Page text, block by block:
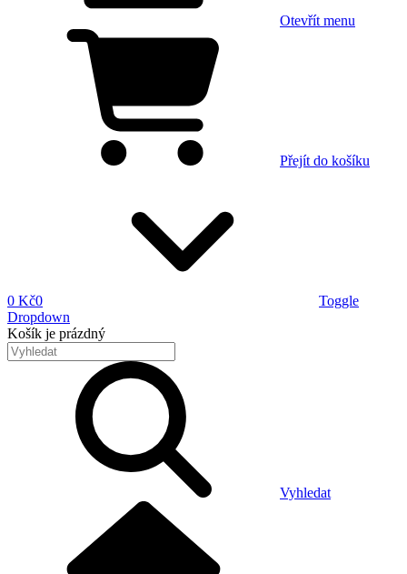
Otevřít menu
Přejít do košíku
0 Kč0
Toggle
Dropdown
Košík je prázdný
Vyhledat